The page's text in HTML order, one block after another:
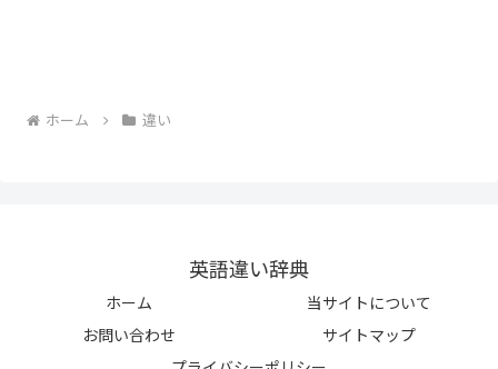
ホーム 違い
英語違い辞典
ホーム
当サイトについて
お問い合わせ
サイトマップ